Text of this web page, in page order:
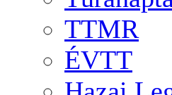
TTMR
ÉVTT